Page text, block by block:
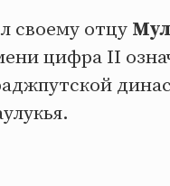
своему отцу
цифра II